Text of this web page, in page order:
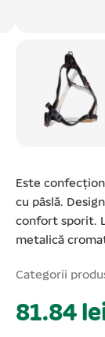
Este
cu pâslă.
confort sporit.
metalică
Categorii
81.84